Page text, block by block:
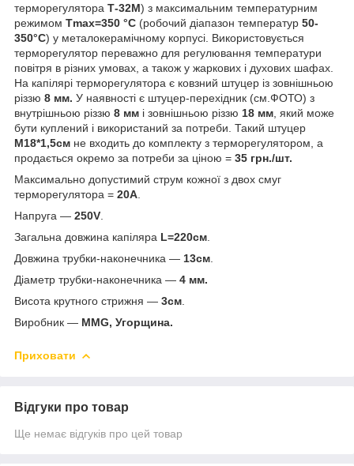
терморегулятора Т-32М) з максимальним температурним
режимом Tmax=350 °C (робочий діапазон температур 50-
350°С) у металокерамічному корпусі. Використовується
терморегулятор переважно для регулювання температури
повітря в різних умовах, а також у жаркових і духових шафах.
На капілярі терморегулятора є ковзний штуцер із зовнішньою
різзю 8 мм. У наявності є штуцер-перехідник (см.ФОТО) з
внутрішньою різзю 8 мм і зовнішньою різзю 18 мм , який може
бути куплений і використаний за потреби. Такий штуцер
М18*1,5см не входить до комплекту з терморегулятором, а
продається окремо за потреби за ціною = 35 грн./шт.
Максимально допустимий струм кожної з двох смуг
терморегулятора = 20А
Напруга — 250V
Загальна довжина капіляра L=220см
Довжина трубки-наконечника — 13см
Діаметр трубки-наконечника — 4 мм.
Висота крутного стрижня — 3см
Виробник — MMG, Угорщина.
Приховати
Відгуки про товар
Ще немає відгуків про цей товар